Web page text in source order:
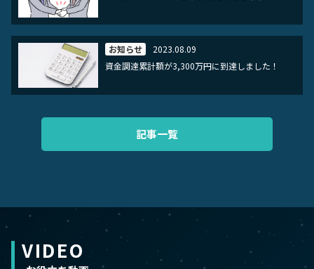
お知らせ
2023.08.09
資金調達累計額が3,300万円に到達しました！
記事一覧
VIDEO